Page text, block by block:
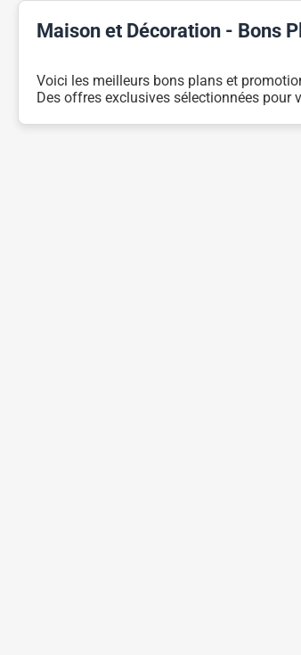
Maison et Décoration - Bons
Voici les meilleurs bons plans et
Des offres exclusives sélectionnées pour